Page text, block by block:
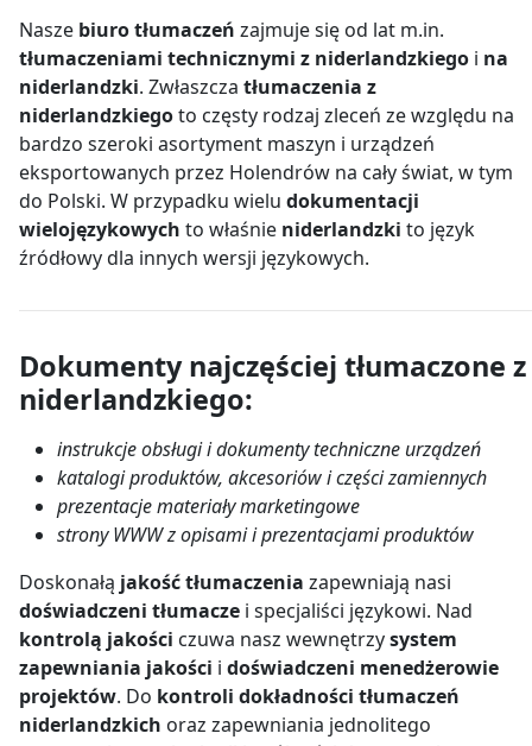
Nasze biuro tłumaczeń zajmuje się od lat m.in.
tłumaczeniami technicznymi z niderlandzkiego i na
niderlandzki. Zwłaszcza tłumaczenia z
niderlandzkiegoto częsty rodzaj zleceń ze względu na
bardzo szeroki asortyment maszyn i urządzeń
eksportowanych przez Holendrów na cały świat, w tym
do Polski. W przypadku wielu dokumentacji
wielojęzykowych to właśnie niderlandzki to język
źródłowy dla innych wersji językowych.
Dokumenty najczęściej tłumaczone z
niderlandzkiego:
instrukcje obsługi i dokumenty techniczne urządzeń
katalogi produktów, akcesoriów i części zamiennych
prezentacje materiały marketingowe
strony WWW z opisami i prezentacjami produktów
Doskonałą jakość tłumaczenia zapewniają nasi
doświadczeni tłumacze i specjaliści językowi. Nad
kontrolą jakości czuwa nasz wewnętrzysystem
zapewniania jakości i doświadczeni menedżerowie
projektów. Do kontroli dokładności tłumaczeń
niderlandzkich oraz zapewniania jednolitego